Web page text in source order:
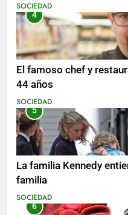
SOCIEDAD
4
El famoso chef y
44 años
SOCIEDAD
5
La familia Kennedy
familia
SOCIEDAD
6